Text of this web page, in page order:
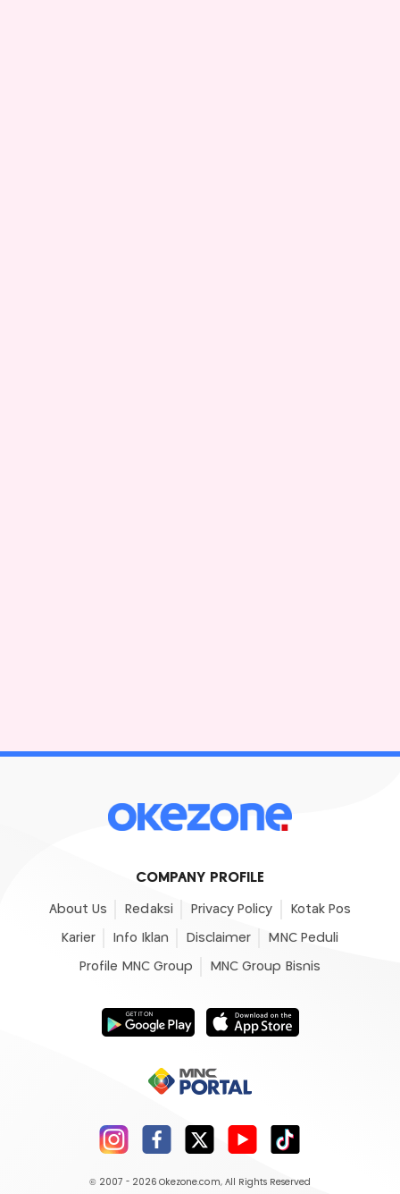
COMPANY PROFILE
About Us Redaksi Privacy Policy Kotak Pos
Karier Info Iklan Disclaimer MNC Peduli
Profile MNC Group MNC Group Bisnis
© 2007 - 2026 Okezone.com, All Rights Reserved